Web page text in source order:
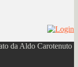
da Aldo Carotenuto